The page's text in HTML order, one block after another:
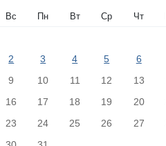
Вс Пн Вт Ср Чт
2
3 4 5 6
9
10 11 12 13
16
17 18 19 20
23
24 25 26 27